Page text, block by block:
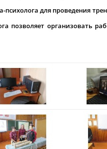
психолога для проведения
позволяет организовать